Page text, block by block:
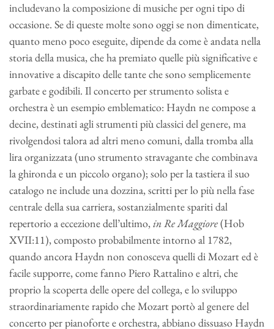
includevano la composizione di musiche per ogni tipo di
occasione. Se di queste molte sono oggi se non dimenticate,
quanto meno poco eseguite, dipende da come è andata nella
storia della musica, che ha premiato quelle più significative e
innovative a discapito delle tante che sono semplicemente
garbate e godibili. Il concerto per strumento solista e
orchestra è un esempio emblematico: Haydn ne compose a
decine, destinati agli strumenti più classici del genere, ma
rivolgendosi talora ad altri meno comuni, dalla tromba alla
lira organizzata (uno strumento stravagante che combinava
la ghironda e un piccolo organo); solo per la tastiera il suo
catalogo ne include una dozzina, scritti per lo più nella fase
centrale della sua carriera, sostanzialmente spariti dal
repertorio a eccezione dell’ultimo,in Re Maggiore(Hob
XVII:11), composto probabilmente intorno al 1782,
quando ancora Haydn non conosceva quelli di Mozart ed è
facile supporre, come fanno Piero Rattalino e altri, che
proprio la scoperta delle opere del collega, e lo sviluppo
straordinariamente rapido che Mozart portò al genere del
concerto per pianoforte e orchestra, abbiano dissuaso Haydn